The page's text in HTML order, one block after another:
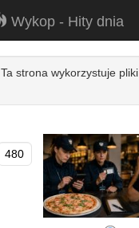
Wykop - Hity dnia
Ta strona wykorzystuje
480